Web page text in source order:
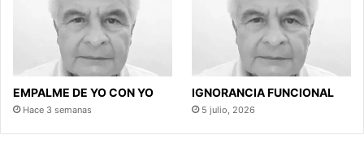
EMPALME DE YO CON YO
Hace 3 semanas
IGNORANCIA FUNCIONAL
5 julio, 2026